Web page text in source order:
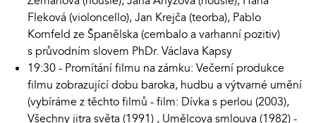
Fleková (violoncello), Jan Krejča (teorba), Pablo
Kornfeld ze Španělska (cembalo a varhanní pozitiv)
s průvodním slovem PhDr. Václava Kapsy
19:30 - Promítání filmu na zámku: Večerní produkce
filmu zobrazující dobu baroka, hudbu a výtvarné umění
(vybíráme z těchto filmů - film: Dívka s perlou (2003),
Všechny jitra světa (1991) , Umělcova smlouva (1982) -